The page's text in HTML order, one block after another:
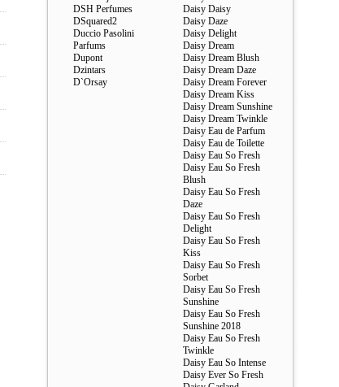
DSH Perfumes
DSquared2
Duccio Pasolini
Parfums
Dupont
Dzintars
D`Orsay
Daisy Daisy
Daisy Daze
Daisy Delight
Daisy Dream
Daisy Dream Blush
Daisy Dream Daze
Daisy Dream Forever
Daisy Dream Kiss
Daisy Dream Sunshine
Daisy Dream Twinkle
Daisy Eau de Parfum
Daisy Eau de Toilette
Daisy Eau So Fresh
Daisy Eau So Fresh
Blush
Daisy Eau So Fresh
Daze
Daisy Eau So Fresh
Delight
Daisy Eau So Fresh
Kiss
Daisy Eau So Fresh
Sorbet
Daisy Eau So Fresh
Sunshine
Daisy Eau So Fresh
Sunshine 2018
Daisy Eau So Fresh
Twinkle
Daisy Eau So Intense
Daisy Ever So Fresh